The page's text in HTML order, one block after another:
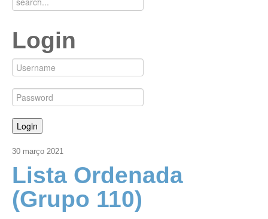
Login
30 março 2021
Lista Ordenada
(Grupo 110)